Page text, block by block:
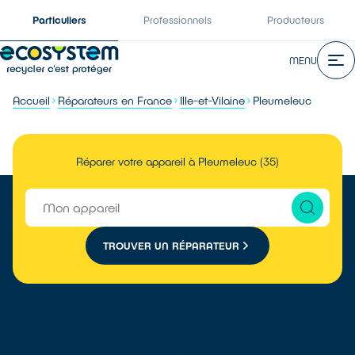
Particuliers Professionnels Producteurs
MENU
Accueil Réparateurs en France Ille-et-Vilaine Pleumeleuc
Réparer votre appareil à Pleumeleuc (35)
TROUVER UN RÉPARATEUR